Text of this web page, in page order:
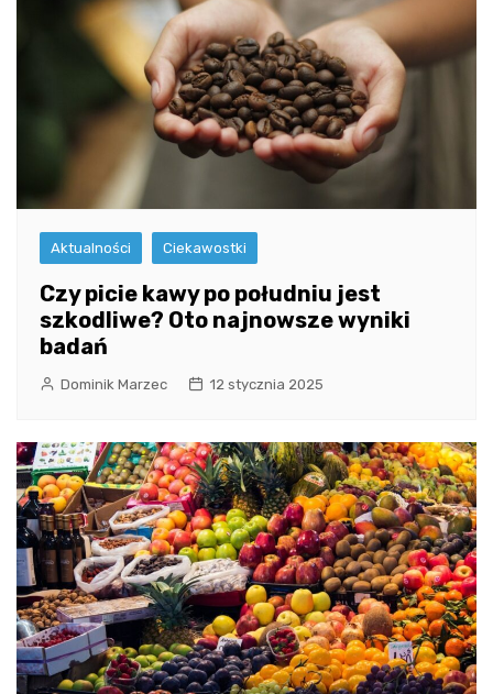
Aktualności Ciekawostki
Czy picie kawy po południu jest
szkodliwe? Oto najnowsze wyniki
badań
Dominik Marzec 12 stycznia 2025